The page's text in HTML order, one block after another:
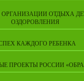
ОРГАНИЗАЦИИ ОТДЫХА
ОЗДОРОВЛЕНИЯ
КАЖДОГО РЕБЕНКА
ПРОЕКТЫ РОССИИ